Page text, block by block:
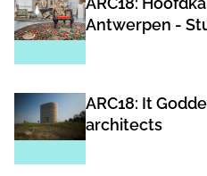
Antwerpen -
ARC18: It
architects